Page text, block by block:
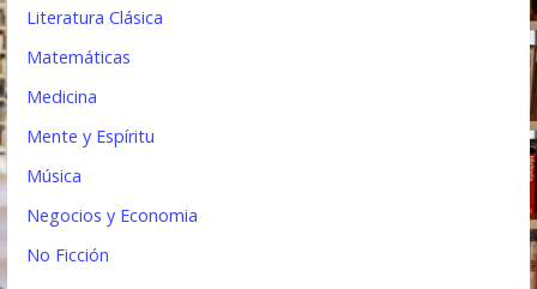
Literatura Clásica
Matemáticas
Medicina
Mente y Espíritu
Música
Negocios y Economia
No Ficción